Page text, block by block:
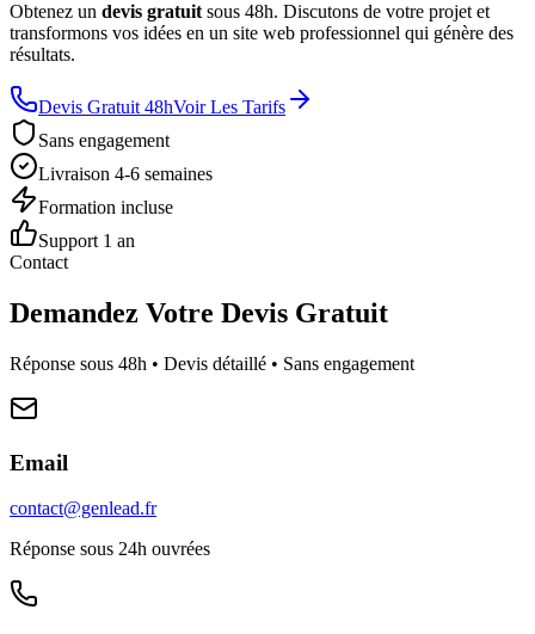
Obtenez un devis gratuit sous 48h. Discutons de votre projet et
transformons vos idées en un site web professionnel qui génère des
résultats.
Devis Gratuit 48hVoir Les Tarifs
Sans engagement
Livraison 4-6 semaines
Formation incluse
Support 1 an
Contact
Demandez Votre Devis Gratuit
Réponse sous 48h • Devis détaillé • Sans engagement
Email
contact@genlead.fr
Réponse sous 24h ouvrées